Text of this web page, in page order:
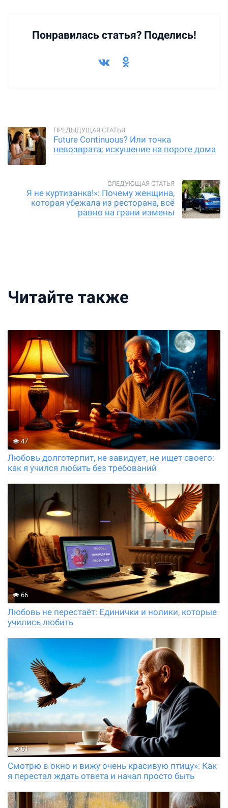
Понравилась статья? Поделись!
Future Continuous? Или точка
невозврата: искушение на пороге дома
Я не куртизанка!»: Почему женщина,
которая убежала из ресторана, всё
равно на грани измены
Читайте также
47
Любовь долготерпит, не завидует, не ищет своего:
как я учился любить без требований
66
Любовь не перестаёт: Единички и нолики, которые
учились любить
61
Смотрю в окно и вижу очень красивую птицу»: Как
я перестал ждать ответа и начал просто быть